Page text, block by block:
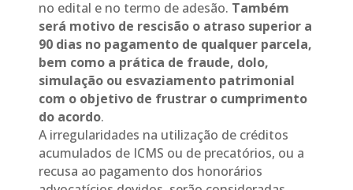
no edital e no termo de adesão. Também
será motivo de rescisão o atraso superior a
90 dias no pagamento de qualquer parcela,
bem como a prática de fraude, dolo,
simulação ou esvaziamento patrimonial
com o objetivo de frustrar o cumprimento
do acordo.
A irregularidades na utilização de créditos
acumulados de ICMS ou de precatórios, ou a
recusa ao pagamento dos honorários